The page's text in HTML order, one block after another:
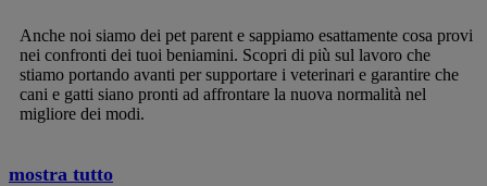
Anche noi siamo dei pet parent e sappiamo esattamente cosa provi
nei confronti dei tuoi beniamini. Scopri di più sul lavoro che
stiamo portando avanti per supportare i veterinari e garantire che
cani e gatti siano pronti ad affrontare la nuova normalità nel
migliore dei modi.
mostra tutto